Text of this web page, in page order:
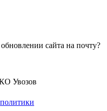
сайта на почту?
Увозов
политики